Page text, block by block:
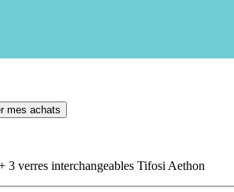
mes achats
3 verres interchangeables Tifosi Aethon